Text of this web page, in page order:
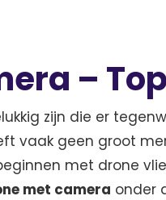
–
zijn die er
vaak geen groot
met drone
met camera onder